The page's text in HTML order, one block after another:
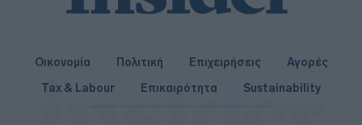
Οικονομία Πολιτική Επιχειρήσεις
Αγορές
Tax & Labour
Επικαιρότητα Sustainability